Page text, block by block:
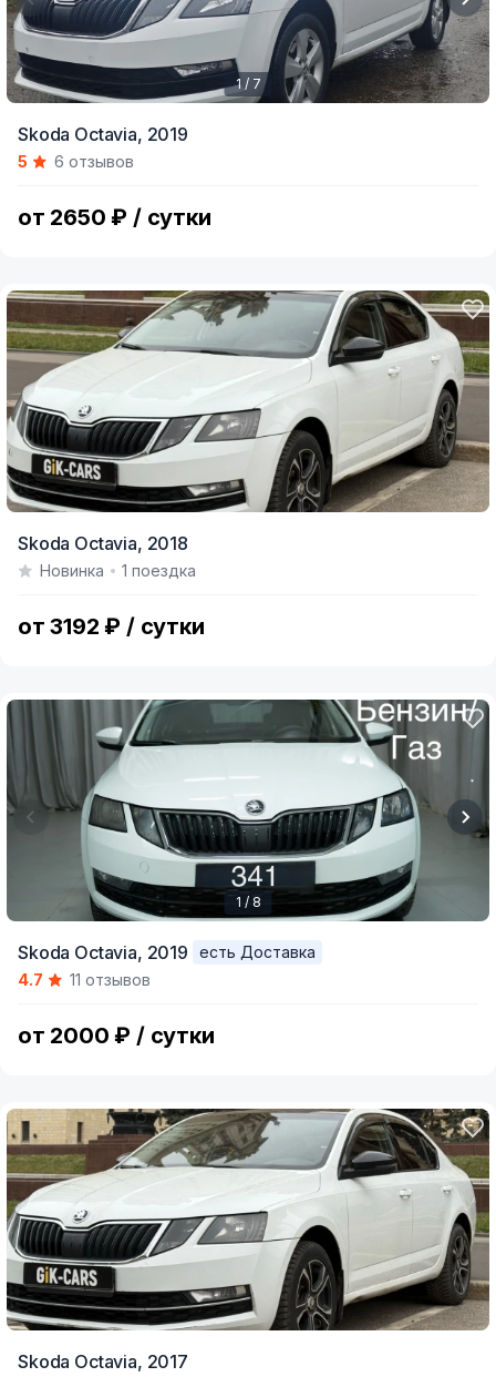
of
1 / 7
Skoda Octavia, 2019
5 6 отзывов
от 2650 ₽ / сутки
Skoda Octavia, 2018
Новинка 1 поездка
от 3192 ₽ / сутки
of
1 / 8
Skoda Octavia, 2019
есть Доставка
4.7
11 отзывов
от 2000 ₽ / сутки
Skoda Octavia, 2017